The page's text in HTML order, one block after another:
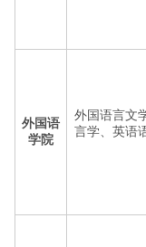
外国语
学院
外国语言文
言学、英语